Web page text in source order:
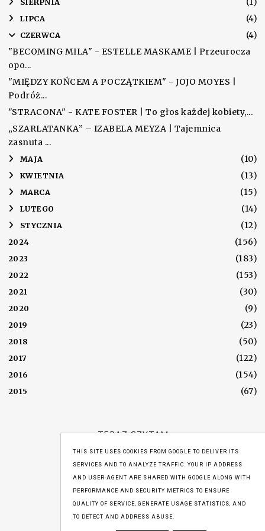
► SIERPNIA
► LIPCA (4)
▼ CZERWCA
(4)
"BECOMING MILA" - ESTELLE MASKAME | Przeurocza
opo...
"MIĘDZY KOŃCEM A POCZĄTKIEM" - JOJO MOYES |
Podróż...
"STRACONA" - KATE FOSTER | To głos każdej kobiety,...
„SZARLATANKA” – IZABELA MEYZA | Tajemnica
zasnuta ...
► MAJA (10)
► KWIETNIA (13)
► MARCA (15)
► LUTEGO (14)
► STYCZNIA (12)
2024 (156)
2023 (183)
2022 (153)
2021 (30)
2020 (9)
2019 (23)
2018 (50)
2017 (122)
2016 (154)
2015 (67)
TERAZ CZYTAM
WYŚWIETLENIA
THIS SITE USES COOKIES FROM GOOGLE TO DELIVER ITS
SERVICES AND TO ANALYZE TRAFFIC. YOUR IP ADDRESS
AND USER-AGENT ARE SHARED WITH GOOGLE ALONG WITH
PERFORMANCE AND SECURITY METRICS TO ENSURE
QUALITY OF SERVICE, GENERATE USAGE STATISTICS, AND
TO DETECT AND ADDRESS ABUSE.